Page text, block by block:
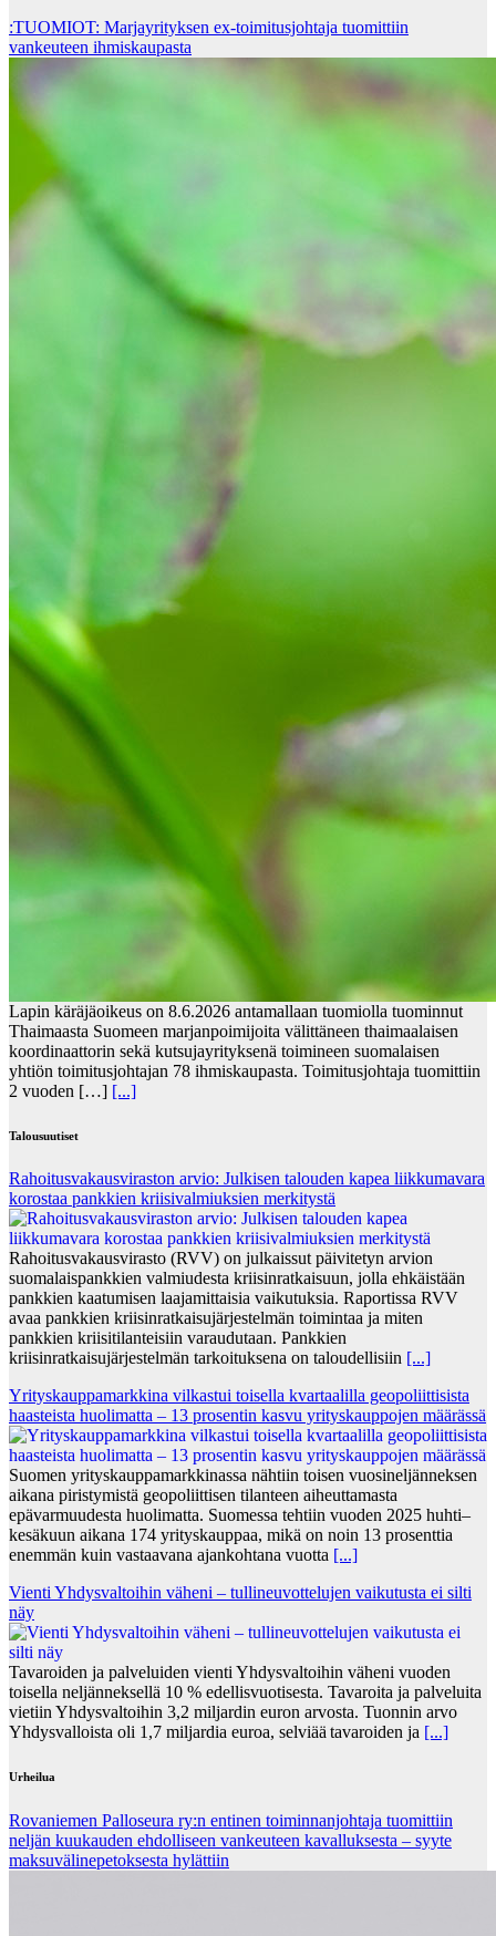
:TUOMIOT: Marjayrityksen ex-toimitusjohtaja tuomittiin
vankeuteen ihmiskaupasta
Lapin käräjäoikeus on 8.6.2026 antamallaan tuomiolla tuominnut
Thaimaasta Suomeen marjanpoimijoita välittäneen thaimaalaisen
koordinaattorin sekä kutsujayrityksenä toimineen suomalaisen
yhtiön toimitusjohtajan 78 ihmiskaupasta. Toimitusjohtaja tuomittiin
2 vuoden […] [...]
Talousuutiset
Rahoitusvakausviraston arvio: Julkisen talouden kapea liikkumavara
korostaa pankkien kriisivalmiuksien merkitystä
Rahoitusvakausvirasto (RVV) on julkaissut päivitetyn arvion
suomalaispankkien valmiudesta kriisinratkaisuun, jolla ehkäistään
pankkien kaatumisen laajamittaisia vaikutuksia. Raportissa RVV
avaa pankkien kriisinratkaisujärjestelmän toimintaa ja miten
pankkien kriisitilanteisiin varaudutaan. Pankkien
kriisinratkaisujärjestelmän tarkoituksena on taloudellisiin [...]
Yrityskauppamarkkina vilkastui toisella kvartaalilla geopoliittisista
haasteista huolimatta – 13 prosentin kasvu yrityskauppojen määrässä
Suomen yrityskauppamarkkinassa nähtiin toisen vuosineljänneksen
aikana piristymistä geopoliittisen tilanteen aiheuttamasta
epävarmuudesta huolimatta. Suomessa tehtiin vuoden 2025 huhti–
kesäkuun aikana 174 yrityskauppaa, mikä on noin 13 prosenttia
enemmän kuin vastaavana ajankohtana vuotta [...]
Vienti Yhdysvaltoihin väheni – tullineuvottelujen vaikutusta ei silti
näy
Tavaroiden ja palveluiden vienti Yhdysvaltoihin väheni vuoden
toisella neljänneksellä 10 % edellisvuotisesta. Tavaroita ja palveluita
vietiin Yhdysvaltoihin 3,2 miljardin euron arvosta. Tuonnin arvo
Yhdysvalloista oli 1,7 miljardia euroa, selviää tavaroiden ja [...]
Urheilua
Rovaniemen Palloseura ry:n entinen toiminnanjohtaja tuo­mit­tiin
neljän kuu­kau­den eh­dol­li­seen van­keu­teen ka­val­luk­ses­ta – syyte
mak­su­vä­li­ne­pe­tok­ses­ta hy­lät­tiin